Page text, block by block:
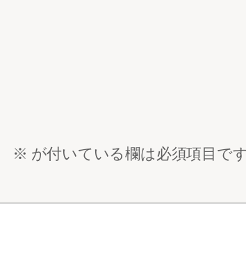
※ が付いている欄は必須項目で